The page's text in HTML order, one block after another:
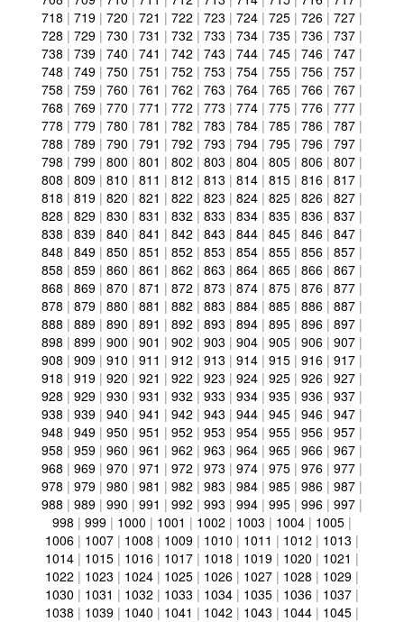
718 | 719 | 720 | 721 | 722 | 723 | 724 | 725 | 726 | 727 |
728 | 729 | 730 | 731 | 732 | 733 | 734 | 735 | 736 | 737 |
738 | 739 | 740 | 741 | 742 | 743 | 744 | 745 | 746 | 747 |
748 | 749 | 750 | 751 | 752 | 753 | 754 | 755 | 756 | 757 |
758 | 759 | 760 | 761 | 762 | 763 | 764 | 765 | 766 | 767 |
768 | 769 | 770 | 771 | 772 | 773 | 774 | 775 | 776 | 777 |
778 | 779 | 780 | 781 | 782 | 783 | 784 | 785 | 786 | 787 |
788 | 789 | 790 | 791 | 792 | 793 | 794 | 795 | 796 | 797 |
798 | 799 | 800 | 801 | 802 | 803 | 804 | 805 | 806 | 807 |
808 | 809 | 810 | 811 | 812 | 813 | 814 | 815 | 816 | 817 |
818 | 819 | 820 | 821 | 822 | 823 | 824 | 825 | 826 | 827 |
828 | 829 | 830 | 831 | 832 | 833 | 834 | 835 | 836 | 837 |
838 | 839 | 840 | 841 | 842 | 843 | 844 | 845 | 846 | 847 |
848 | 849 | 850 | 851 | 852 | 853 | 854 | 855 | 856 | 857 |
858 | 859 | 860 | 861 | 862 | 863 | 864 | 865 | 866 | 867 |
868 | 869 | 870 | 871 | 872 | 873 | 874 | 875 | 876 | 877 |
878 | 879 | 880 | 881 | 882 | 883 | 884 | 885 | 886 | 887 |
888 | 889 | 890 | 891 | 892 | 893 | 894 | 895 | 896 | 897 |
898 | 899 | 900 | 901 | 902 | 903 | 904 | 905 | 906 | 907 |
908 | 909 | 910 | 911 | 912 | 913 | 914 | 915 | 916 | 917 |
918 | 919 | 920 | 921 | 922 | 923 | 924 | 925 | 926 | 927 |
928 | 929 | 930 | 931 | 932 | 933 | 934 | 935 | 936 | 937 |
938 | 939 | 940 | 941 | 942 | 943 | 944 | 945 | 946 | 947 |
948 | 949 | 950 | 951 | 952 | 953 | 954 | 955 | 956 | 957 |
958 | 959 | 960 | 961 | 962 | 963 | 964 | 965 | 966 | 967 |
968 | 969 | 970 | 971 | 972 | 973 | 974 | 975 | 976 | 977 |
978 | 979 | 980 | 981 | 982 | 983 | 984 | 985 | 986 | 987 |
988 | 989 | 990 | 991 | 992 | 993 | 994 | 995 | 996 | 997 |
998 | 999 | 1000 | 1001 | 1002 | 1003 | 1004 | 1005 |
1006 | 1007 | 1008 | 1009 | 1010 | 1011 | 1012 | 1013 |
1014 | 1015 | 1016 | 1017 | 1018 | 1019 | 1020 | 1021 |
1022 | 1023 | 1024 | 1025 | 1026 | 1027 | 1028 | 1029 |
1030 | 1031 | 1032 | 1033 | 1034 | 1035 | 1036 | 1037 |
1038 | 1039 | 1040 | 1041 | 1042 | 1043 | 1044 | 1045 |